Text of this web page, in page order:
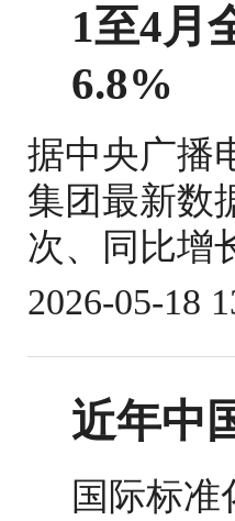
1至4月
6.8%
据中央广播
集团最新数
次、同比增
2026-05-18
近年中
国际标